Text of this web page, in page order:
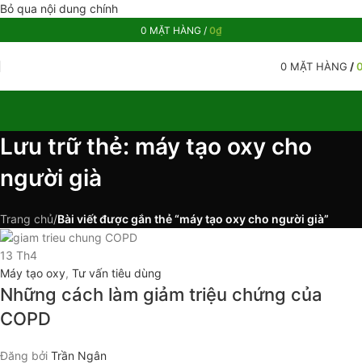
Bỏ qua nội dung chính
0 MẶT HÀNG / 0₫
0 MẶT HÀNG /
Lưu trữ thẻ: máy tạo oxy cho
người già
Trang chủ/Bài viết được gắn thẻ “máy tạo oxy cho người già”
13 Th4
Máy tạo oxy, Tư vấn tiêu dùng
Những cách làm giảm triệu chứng của
COPD
Đăng bởi Trần Ngân